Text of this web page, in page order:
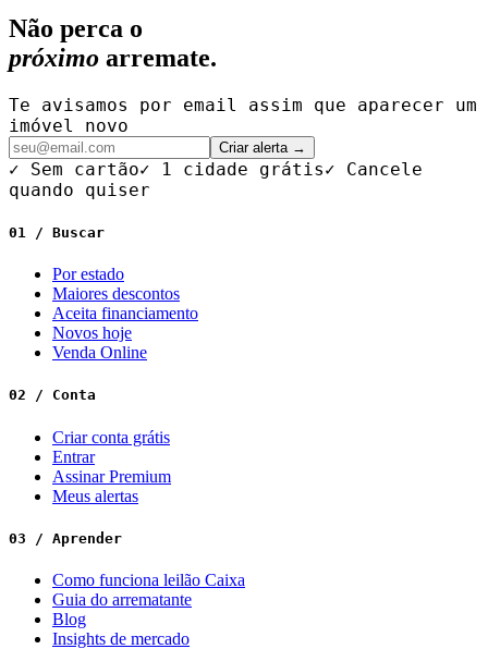
Não perca o
próximo arremate.
Te avisamos por email assim que aparecer um
imóvel novo
Criar alerta →
✓ Sem cartão✓ 1 cidade grátis✓ Cancele
quando quiser
01 / Buscar
Por estado
Maiores descontos
Aceita financiamento
Novos hoje
Venda Online
02 / Conta
Criar conta grátis
Entrar
Assinar Premium
Meus alertas
03 / Aprender
Como funciona leilão Caixa
Guia do arrematante
Blog
Insights de mercado